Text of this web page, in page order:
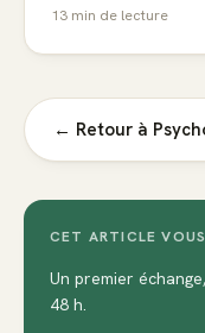
13 min de lecture
← Retour à
CET ARTICLE
Un premier
48 h.